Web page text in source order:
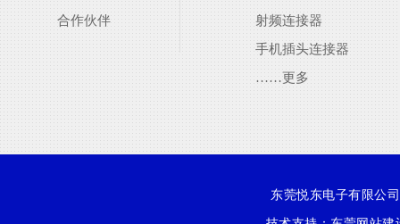
合作伙伴
射频连接器
手机插头连接器
……更多
东莞悦东电子有限公